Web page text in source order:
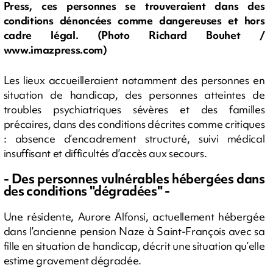
Press, ces personnes se trouveraient dans des
conditions dénoncées comme dangereuses et hors
cadre légal. (Photo Richard Bouhet /
www.imazpress.com)
Les lieux accueilleraient notamment des personnes en
situation de handicap, des personnes atteintes de
troubles psychiatriques sévères et des familles
précaires, dans des conditions décrites comme critiques
: absence d’encadrement structuré, suivi médical
insuffisant et difficultés d’accès aux secours.
- Des personnes vulnérables hébergées dans
des conditions "dégradées" -
Une résidente, Aurore Alfonsi, actuellement hébergée
dans l’ancienne pension Naze à Saint-François avec sa
fille en situation de handicap, décrit une situation qu’elle
estime gravement dégradée.